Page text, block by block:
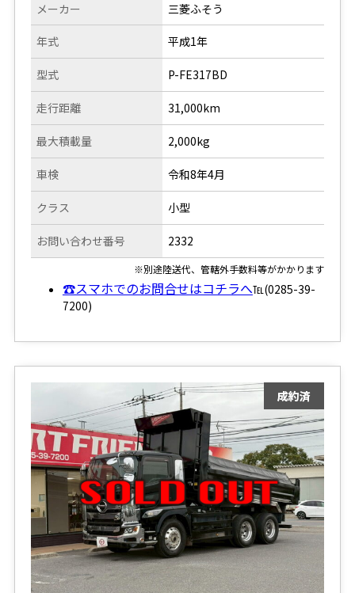
メーカー
年式
型式
走行距離
三菱ふそう
平成1年
P-FE317BD
31,000km
最大積載量
車検
クラス
お問い合わせ番号
2,000kg
令和8年4月
小型
2332
※別途陸送代、管轄外手数料等がかかります
☎スマホでのお問合せはコチラへ℡(0285-39-
7200)